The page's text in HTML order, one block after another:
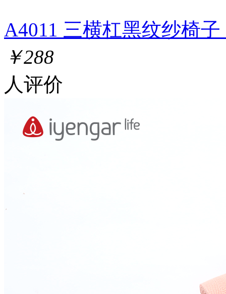
A4011 三横杠黑纹纱椅
￥288
人评价